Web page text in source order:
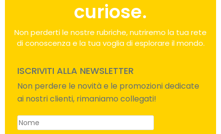
curiose.
Non perderti le nostre rubriche, nutriremo la tua rete
di conoscenza e la tua voglia di esplorare il mondo.
ISCRIVITI ALLA NEWSLETTER
Non perdere le novità e le promozioni dedicate
ai nostri clienti, rimaniamo collegati!